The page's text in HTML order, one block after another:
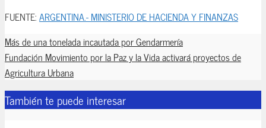
FUENTE:ARGENTINA.- MINISTERIO DE HACIENDA Y FINANZAS
Más de una tonelada incautada por Gendarmería
Fundación Movimiento por la Paz y la Vida activará proyectos de
Agricultura Urbana
También te puede interesar